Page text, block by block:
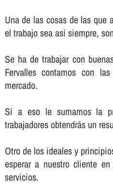
Una de las cosas de las que
el trabajo sea así­ siempre,
Se ha de trabajar con
Fervalles contamos con
mercado.
Sí­ a eso le sumamos la
trabajadores obtendrás un
Otro de los ideales y
esperar a nuestro cliente
servicios.